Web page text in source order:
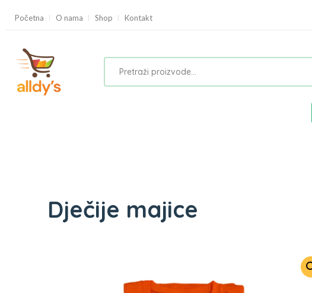
Početna O nama Shop Kontakt
Dječije majice